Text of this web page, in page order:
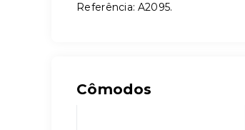
Referência: A2095.
Cômodos